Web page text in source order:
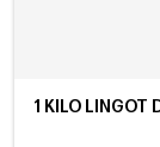
1 KILO LINGOT